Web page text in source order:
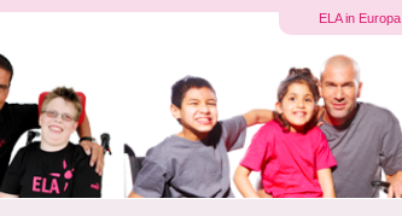
ELA in Europa